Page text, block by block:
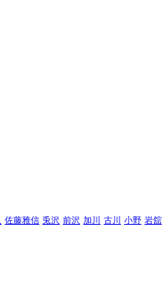
佐藤雅信 兎沢 前沢 加川 古川 小野 岩舘